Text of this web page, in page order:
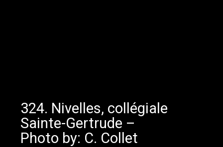
324. Nivelles, collégiale
Sainte-Gertrude –
Photo by: C. Collet